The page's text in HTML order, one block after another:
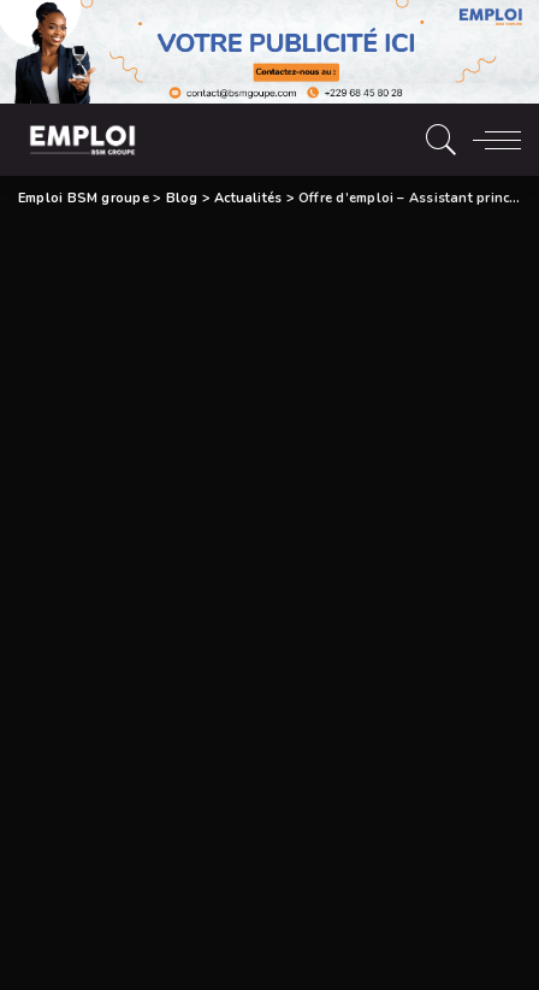
Emploi BSM groupe> Blog >Actualités >Offre d’emploi – Assistant principal d’études BTP